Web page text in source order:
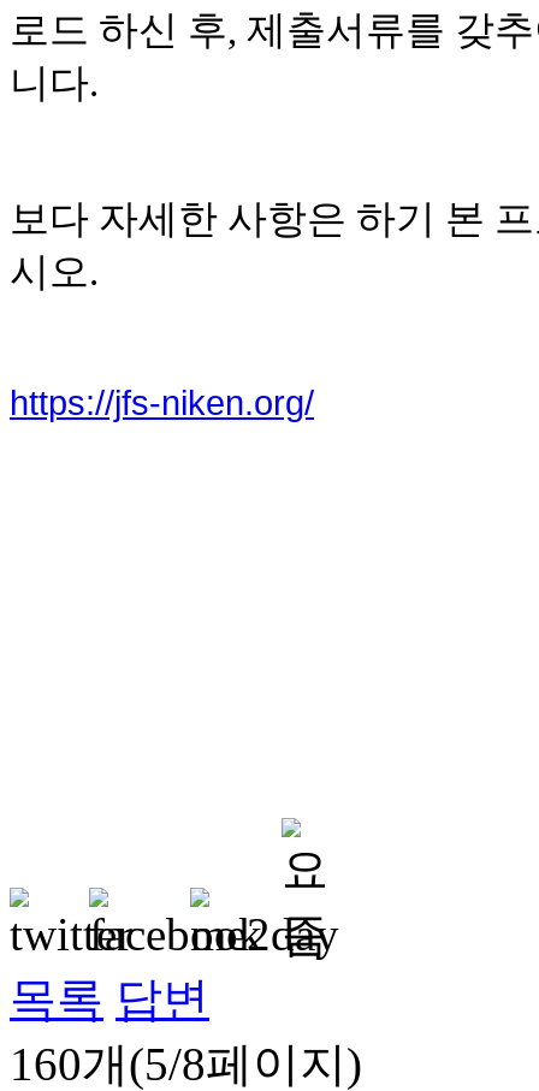
로드 하신 후, 제출서류를 갖
니다.
보다 자세한 사항은 하기 본
시오.
https://jfs-niken.org/
목록 답변
160개(5/8페이지)